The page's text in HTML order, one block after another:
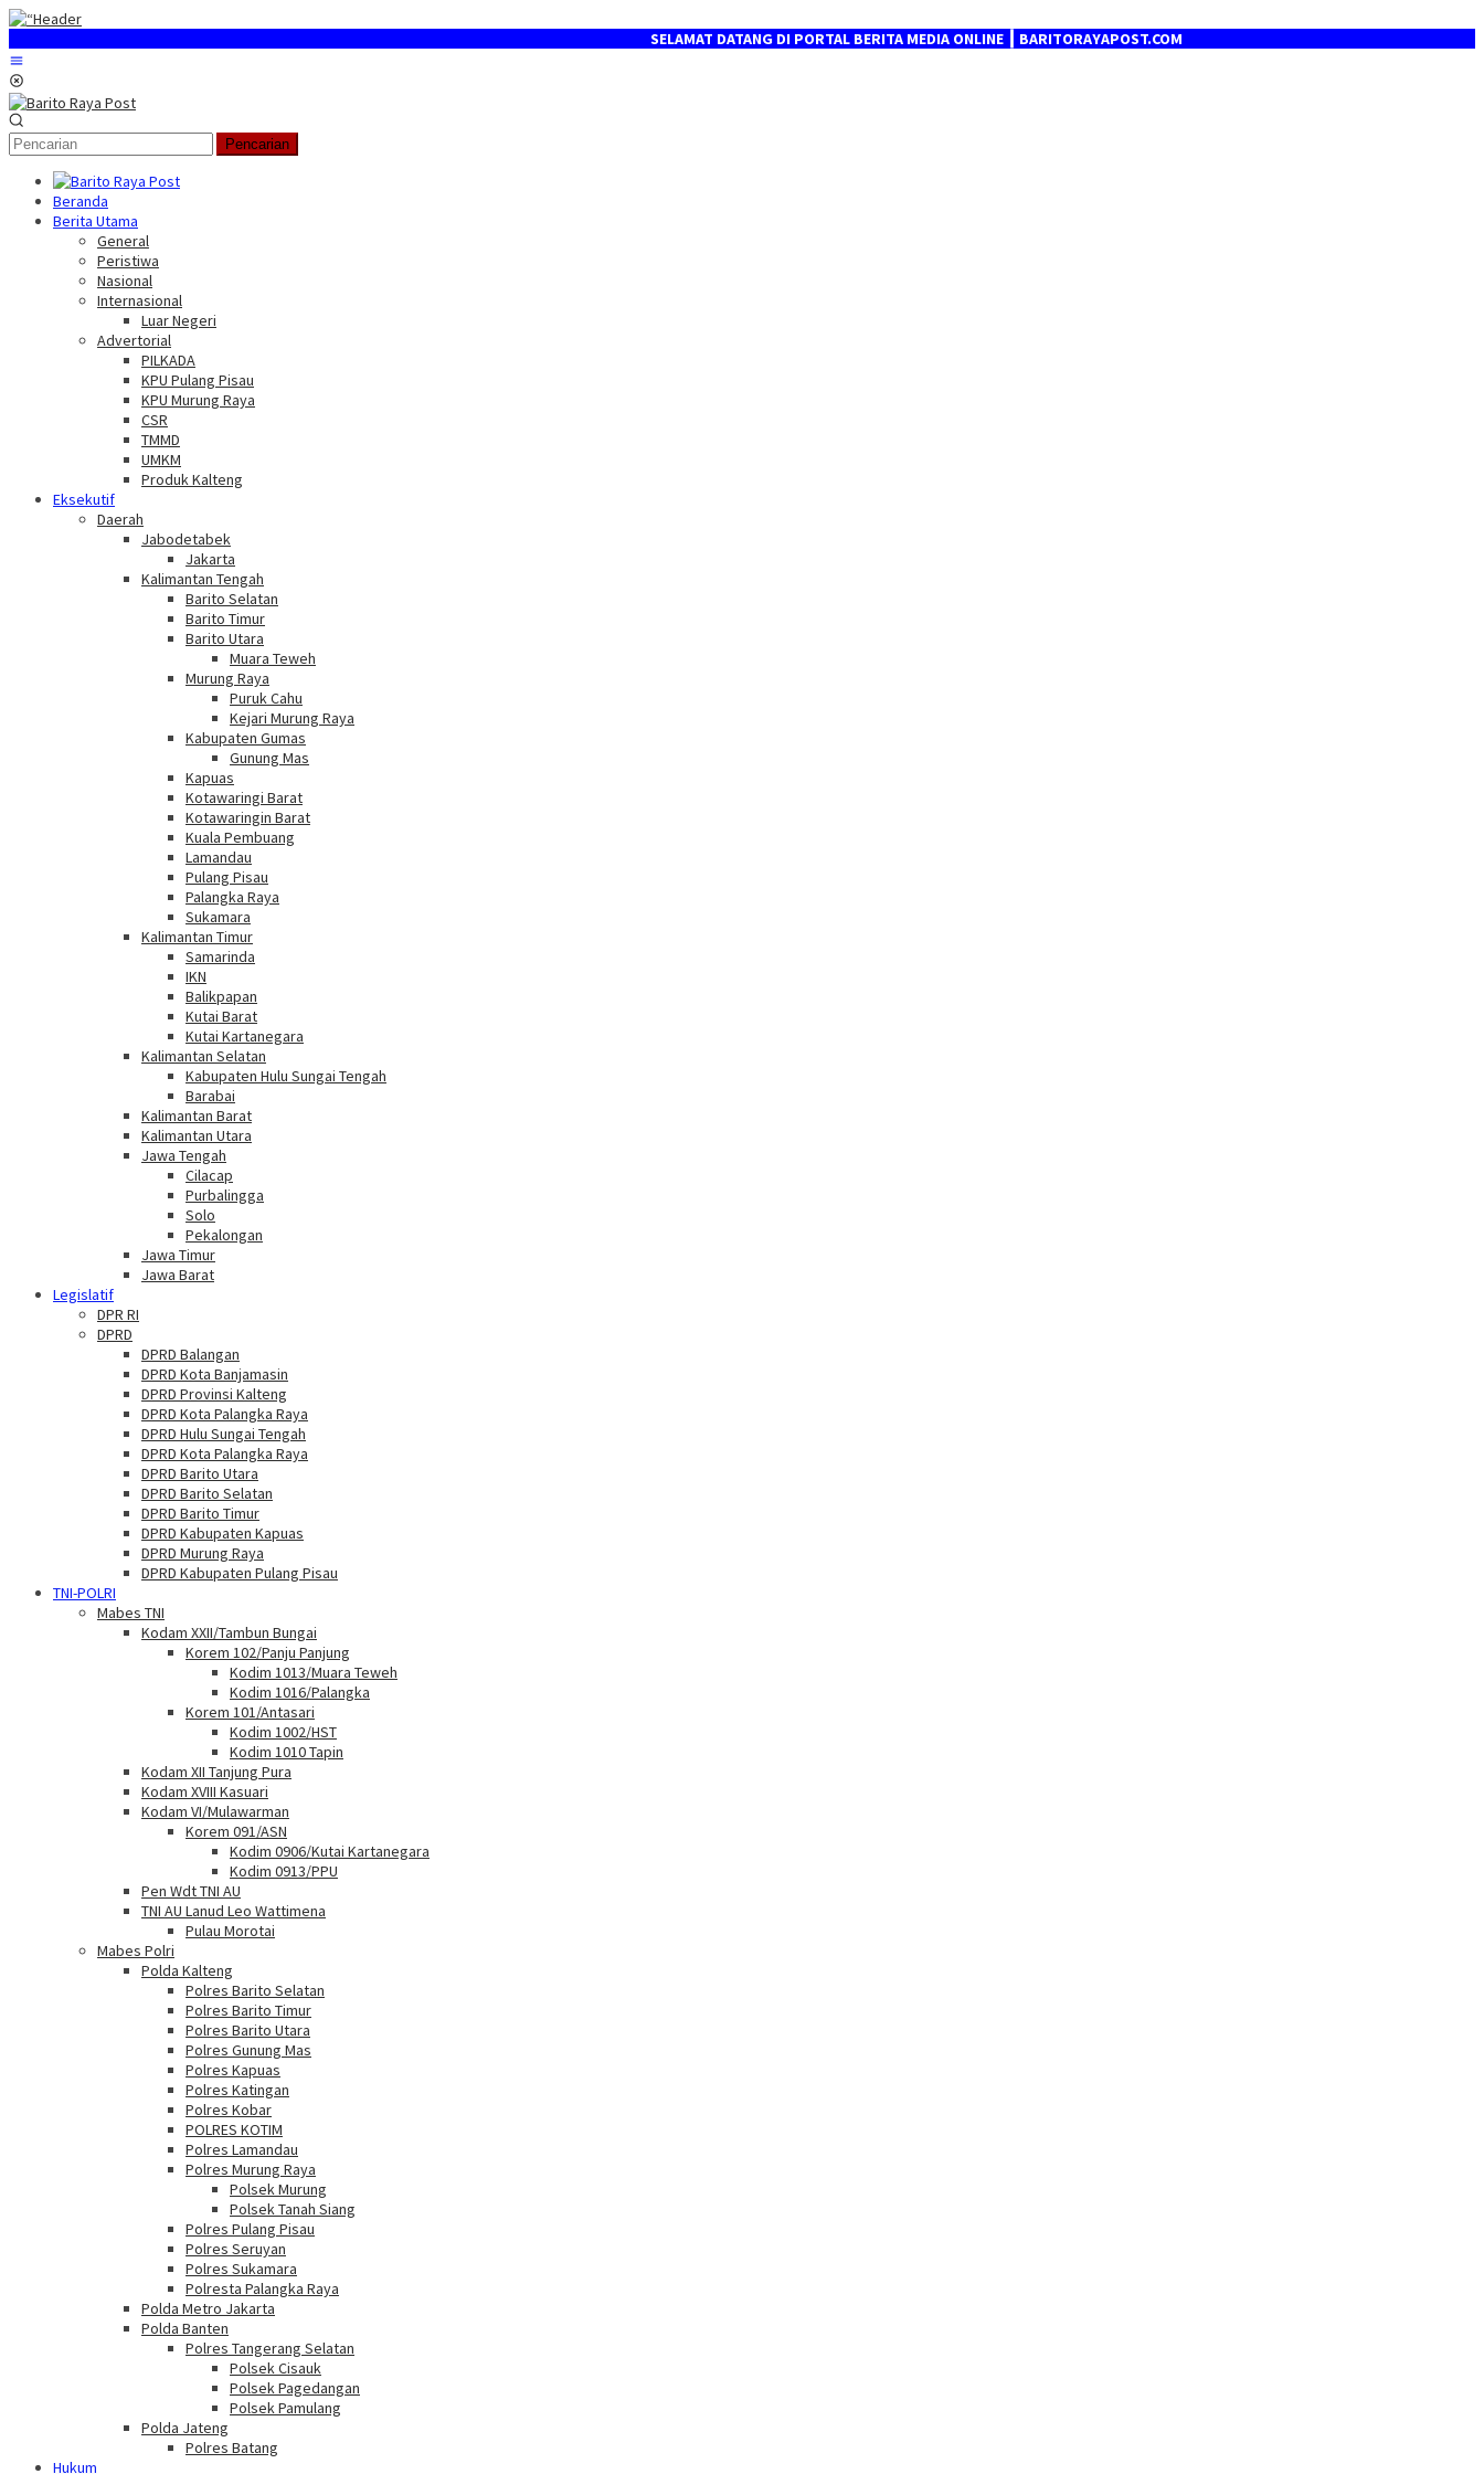
Loncat
konten
SELAMAT DATANG DI PORTAL BERITA MEDIA ONLINE ┃ BARITORAYAPOST.COM
Pencarian
Beranda
Berita Utama
General
Peristiwa
Nasional
Internasional
Luar Negeri
Advertorial
PILKADA
KPU Pulang Pisau
KPU Murung Raya
CSR
TMMD
UMKM
Produk Kalteng
Eksekutif
Daerah
Jabodetabek
Jakarta
Kalimantan Tengah
Barito Selatan
Barito Timur
Barito Utara
Muara Teweh
Murung Raya
Puruk Cahu
Kejari Murung Raya
Kabupaten Gumas
Gunung Mas
Kapuas
Kotawaringi Barat
Kotawaringin Barat
Kuala Pembuang
Lamandau
Pulang Pisau
Palangka Raya
Sukamara
Kalimantan Timur
Samarinda
IKN
Balikpapan
Kutai Barat
Kutai Kartanegara
Kalimantan Selatan
Kabupaten Hulu Sungai Tengah
Barabai
Kalimantan Barat
Kalimantan Utara
Jawa Tengah
Cilacap
Purbalingga
Solo
Pekalongan
Jawa Timur
Jawa Barat
Legislatif
DPR RI
DPRD
DPRD Balangan
DPRD Kota Banjamasin
DPRD Provinsi Kalteng
DPRD Kota Palangka Raya
DPRD Hulu Sungai Tengah
DPRD Kota Palangka Raya
DPRD Barito Utara
DPRD Barito Selatan
DPRD Barito Timur
DPRD Kabupaten Kapuas
DPRD Murung Raya
DPRD Kabupaten Pulang Pisau
TNI-POLRI
Mabes TNI
Kodam XXII/Tambun Bungai
Korem 102/Panju Panjung
Kodim 1013/Muara Teweh
Kodim 1016/Palangka
Korem 101/Antasari
Kodim 1002/HST
Kodim 1010 Tapin
Kodam XII Tanjung Pura
Kodam XVIII Kasuari
Kodam VI/Mulawarman
Korem 091/ASN
Kodim 0906/Kutai Kartanegara
Kodim 0913/PPU
Pen Wdt TNI AU
TNI AU Lanud Leo Wattimena
Pulau Morotai
Mabes Polri
Polda Kalteng
Polres Barito Selatan
Polres Barito Timur
Polres Barito Utara
Polres Gunung Mas
Polres Kapuas
Polres Katingan
Polres Kobar
POLRES KOTIM
Polres Lamandau
Polres Murung Raya
Polsek Murung
Polsek Tanah Siang
Polres Pulang Pisau
Polres Seruyan
Polres Sukamara
Polresta Palangka Raya
Polda Metro Jakarta
Polda Banten
Polres Tangerang Selatan
Polsek Cisauk
Polsek Pagedangan
Polsek Pamulang
Polda Jateng
Polres Batang
Hukum